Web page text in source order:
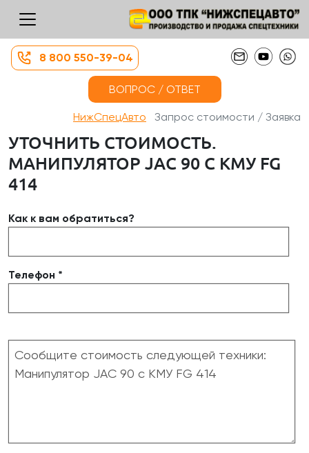
8 800 550-39-04
ВОПРОС / ОТВЕТ
НижСпецАвто Запрос стоимости / Заявка
УТОЧНИТЬ СТОИМОСТЬ.
МАНИПУЛЯТОР JAC 90 С КМУ FG
414
Как к вам обратиться?
Телефон *